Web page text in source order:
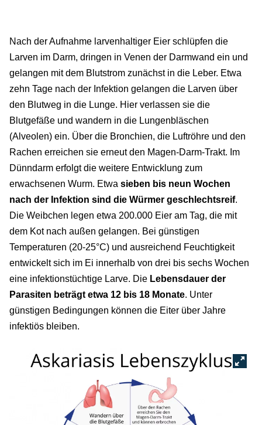
Nach der Aufnahme larvenhaltiger Eier schlüpfen die
Larven im Darm, dringen in Venen der Darmwand ein und
gelangen mit dem Blutstrom zunächst in die Leber. Etwa
zehn Tage nach der Infektion gelangen die Larven über
den Blutweg in die Lunge. Hier verlassen sie die
Blutgefäße und wandern in die Lungenbläschen
(Alveolen) ein. Über die Bronchien, die Luftröhre und den
Rachen erreichen sie erneut den Magen-Darm-Trakt. Im
Dünndarm erfolgt die weitere Entwicklung zum
erwachsenen Wurm. Etwa sieben bis neun Wochen
nach der Infektion sind die Würmer geschlechtsreif.
Die Weibchen legen etwa 200.000 Eier am Tag, die mit
dem Kot nach außen gelangen. Bei günstigen
Temperaturen (20-25°C) und ausreichend Feuchtigkeit
entwickelt sich im Ei innerhalb von drei bis sechs Wochen
eine infektionstüchtige Larve. Die Lebensdauer der
Parasiten beträgt etwa 12 bis 18 Monate. Unter
günstigen Bedingungen können die Eiter über Jahre
infektiös bleiben.